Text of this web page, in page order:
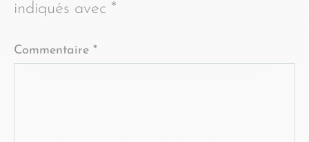
indiqués avec *
Commentaire *